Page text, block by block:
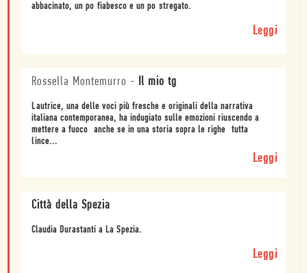
abbacinato, un po fiabesco e un po stregato.
Leggi
Rossella Montemurro - Il mio tg
Lautrice, una delle voci più fresche e originali della narrativa
italiana contemporanea, ha indugiato sulle emozioni riuscendo a
mettere a fuoco  anche se in una storia sopra le righe  tutta
lince...
Leggi
Città della Spezia
Claudia Durastanti a La Spezia.
Leggi